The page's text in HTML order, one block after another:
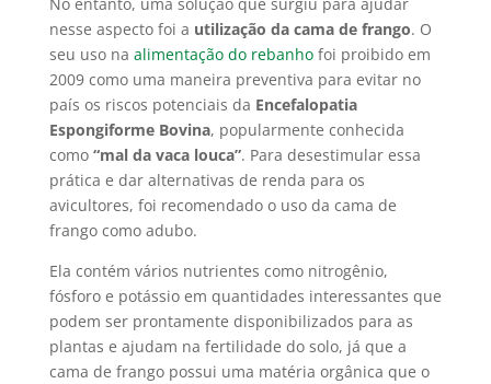
nesse aspecto foi a utilização da cama de frango. O
seu uso na alimentação do rebanhofoi proibido em
2009 como uma maneira preventiva para evitar no
país os riscos potenciais da Encefalopatia
Espongiforme Bovina, popularmente conhecida
como “mal da vaca louca”. Para desestimular essa
prática e dar alternativas de renda para os
avicultores, foi recomendado o uso da cama de
frango como adubo.
Ela contém vários nutrientes como nitrogênio,
fósforo e potássio em quantidades interessantes que
podem ser prontamente disponibilizados para as
plantas e ajudam na fertilidade do solo, já que a
cama de frango possui uma matéria orgânica que o